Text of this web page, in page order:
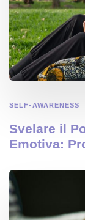
SELF-AWARENESS
Svelare il
Emotiva: